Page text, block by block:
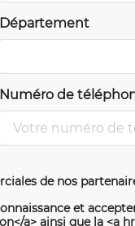
Département
Numéro de
de nos
et
a> ainsi que la <a